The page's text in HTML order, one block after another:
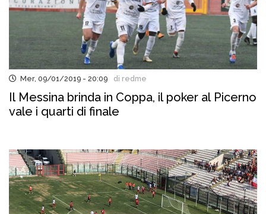
Mer, 09/01/2019 - 20:09 di redme
Il Messina brinda in Coppa, il poker al Picerno
vale i quarti di finale